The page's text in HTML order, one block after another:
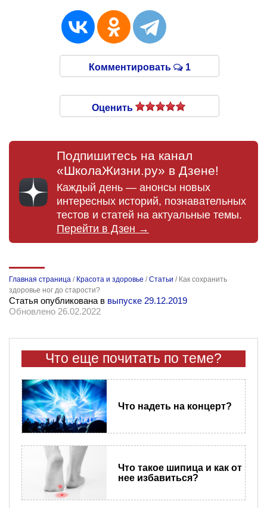
Комментировать 1
Оценить
Подпишитесь на канал
«ШколаЖизни.ру» в Дзене!
Каждый день — анонсы новых
интересных историй, познавательных
тестов и статей на актуальные темы.
Перейти в Дзен →
Главная страница / Красота и здоровье /Статьи / Как сохранить
здоровье ног до старости?
Статья опубликована в выпуске 29.12.2019
Обновлено 26.02.2022
Что еще почитать по теме?
Что надеть на концерт?
Что такое шипица и как от
нее избавиться?